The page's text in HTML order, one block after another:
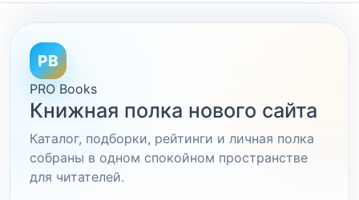
PB
PRO Books
Книжная полка нового сайта
Каталог, подборки, рейтинги и личная полка
собраны в одном спокойном пространстве
для читателей.